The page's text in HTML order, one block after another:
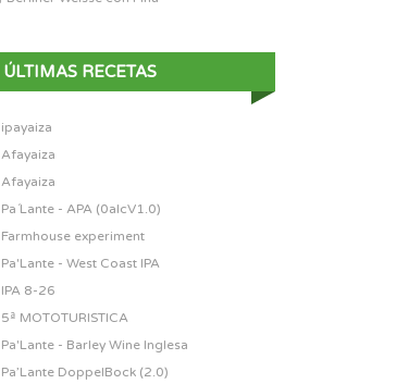
ÚLTIMAS RECETAS
ipayaiza
Afayaiza
Afayaiza
Pa´Lante - APA (0alcV1.0)
Farmhouse experiment
Pa'Lante - West Coast IPA
IPA 8-26
5ª MOTOTURISTICA
Pa'Lante - Barley Wine Inglesa
Pa’Lante DoppelBock (2.0)